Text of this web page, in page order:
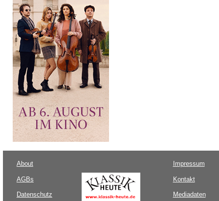
About
AGBs
Datenschutz
Impressum
Kontakt
Mediadaten